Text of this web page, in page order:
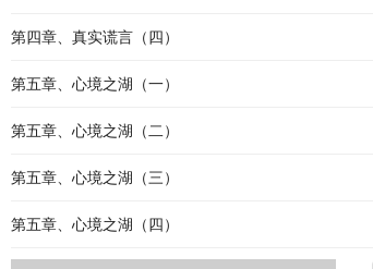
第四章、真实谎言（四）
第五章、心境之湖（一）
第五章、心境之湖（二）
第五章、心境之湖（三）
第五章、心境之湖（四）